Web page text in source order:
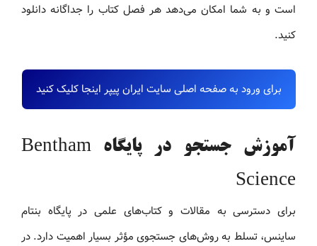
است و به شما امکان می‌دهد هر فصل کتاب را جداگانه دانلود
کنید.
برای ورود به صفحه اصلی سایت ایران پیپر اینجا کلیک کنید
آموزش جستجو در پایگاه Bentham
Science
برای دسترسی به مقالات و کتاب‌های علمی در پایگاه بنتام
ساینس، تسلط به روش‌های جستجوی مؤثر بسیار اهمیت دارد. در